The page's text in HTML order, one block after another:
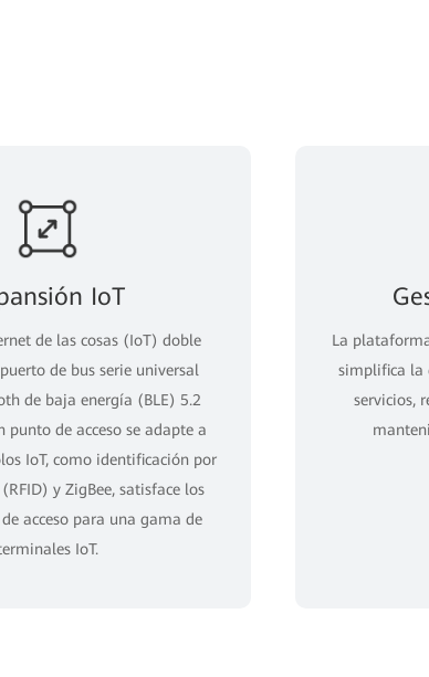
IoT
de las cosas (IoT) doble
de bus serie universal
de baja energía (BLE) 5.2
punto de acceso se adapte a
IoT, como identificación por
y ZigBee, satisface los
acceso para una gama de
IoT.
La
simplifica la
servicios,